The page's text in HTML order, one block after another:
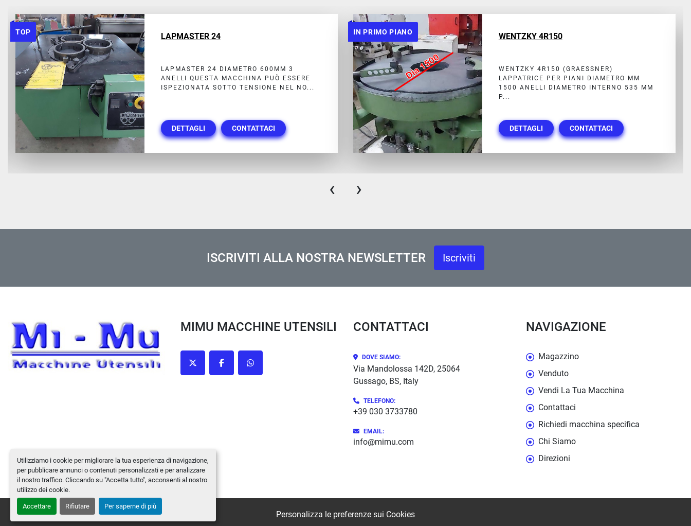
Utilizziamo i cookie per migliorare la tua esperienza di navigazione,
per pubblicare annunci o contenuti personalizzati e per analizzare
il nostro traffico. Cliccando su "Accetta tutto", acconsenti al nostro
utilizzo dei cookie.
Accettare Rifiutare Per saperne di più
IN PRIMO PIANO WENTZKY 4R150
WENTZKY 4R150 (GRAESSNER)
LAPPATRICE PER PIANI DIAMETRO MM
1500 ANELLI DIAMETRO INTERNO 535 MM
DETTAGLI CONTATTACI
IN PRIMO PIANO SPEEDFAM 48
SPEEDFAM 48 LAPPATRICE PER PIANI
DIAMETRO MM 1200 4 ANELLI (DIAMETRO
INTERNO 460MM) CON PRESSORI...
DETTAGLI CONTATTACI
‹ ›
ISCRIVITI ALLA NOSTRA NEWSLETTER Iscriviti
MIMU MACCHINE UTENSILI
twitter facebookwhatsapp
CONTATTACI
DOVE SIAMO:
Via Mandolossa 142D, 25064
Gussago, BS, Italy
TELEFONO:
+39 030 3733780
EMAIL:
info@mimu.com
NAVIGAZIONE
Magazzino
Venduto
Vendi La Tua Macchina
Contattaci
Richiedi macchina specifica
Chi Siamo
Direzioni
Personalizza le preferenze sui Cookies